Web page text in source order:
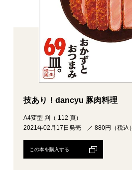
技あり！dancyu 豚肉料理
A4変型 判（ 112 頁）
2021年02月17日発売 ／ 880円（税込）
この本を購入する